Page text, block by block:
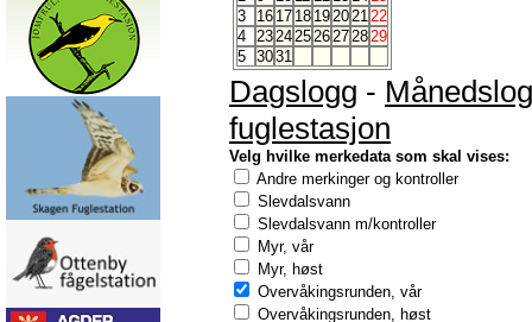
3
16 17 18 19202122
4 23242526272829
5 3031
Dagslogg -
fuglestasjon
Velg hvilke merkedata som skal vises:
Andre merkinger og kontroller
Slevdalsvann
Slevdalsvann m/kontroller
Myr, vår
Myr, høst
Overvåkingsrunden, vår
Overvåkingsrunden, høst